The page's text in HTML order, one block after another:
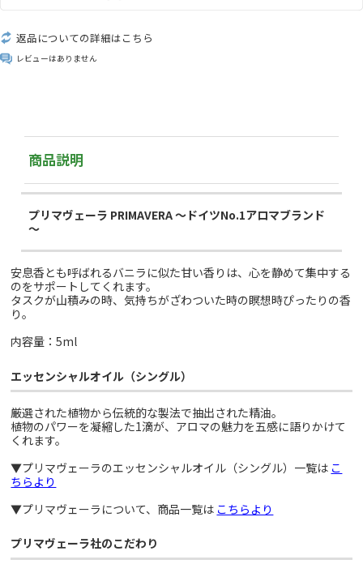
返品についての詳細はこちら
レビューはありません
商品説明
プリマヴェーラ PRIMAVERA ～ドイツNo.1アロマブランド
～
安息香とも呼ばれるバニラに似た甘い香りは、心を静めて集中する
のをサポートしてくれます。
タスクが山積みの時、気持ちがざわついた時の瞑想時ぴったりの香
り。
内容量：5ml
エッセンシャルオイル（シングル）
厳選された植物から伝統的な製法で抽出された精油。
植物のパワーを凝縮した1滴が、アロマの魅力を五感に語りかけて
くれます。
▼プリマヴェーラのエッセンシャルオイル（シングル）一覧は こ
ちらより
▼プリマヴェーラについて、商品一覧は こちらより
プリマヴェーラ社のこだわり